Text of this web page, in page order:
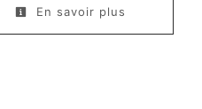
En savoir plus